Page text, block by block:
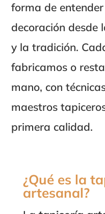
forma de
decoración desde
y la tradición.
fabricamos o
mano, con
maestros
primera calidad.
¿Qué es la
artesanal?